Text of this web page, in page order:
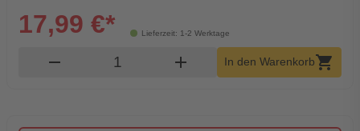
Lieferzeit: 1-2 Werktage
17,99 €*
remove Produkt Warenkorb Menge
add In den Warenkorbshopping_cart